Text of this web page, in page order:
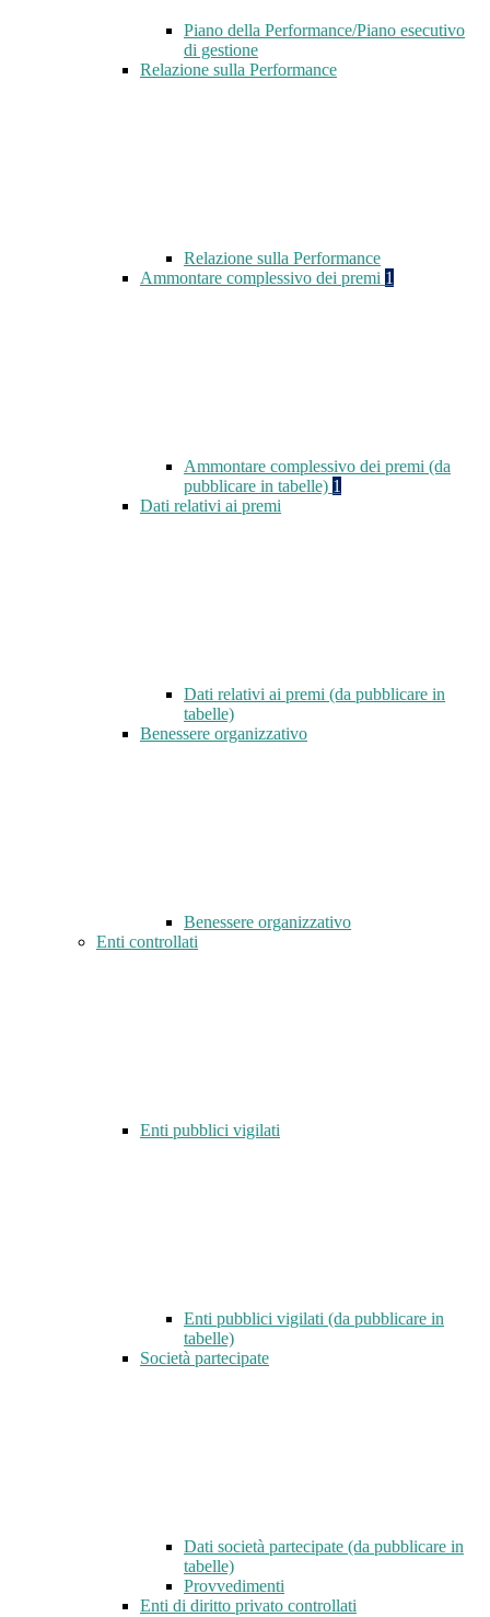
Piano della Performance/Piano esecutivo
di gestione
Relazione sulla Performance
Relazione sulla Performance
Ammontare complessivo dei premi 1
Ammontare complessivo dei premi (da
pubblicare in tabelle) 1
Dati relativi ai premi
Dati relativi ai premi (da pubblicare in
tabelle)
Benessere organizzativo
Benessere organizzativo
Enti controllati
Enti pubblici vigilati
Enti pubblici vigilati (da pubblicare in
tabelle)
Società partecipate
Dati società partecipate (da pubblicare in
tabelle)
Provvedimenti
Enti di diritto privato controllati